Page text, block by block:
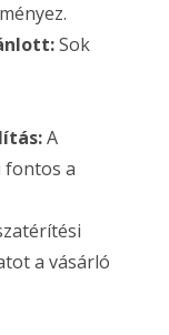
Sok
A
fontos a
a vásárló